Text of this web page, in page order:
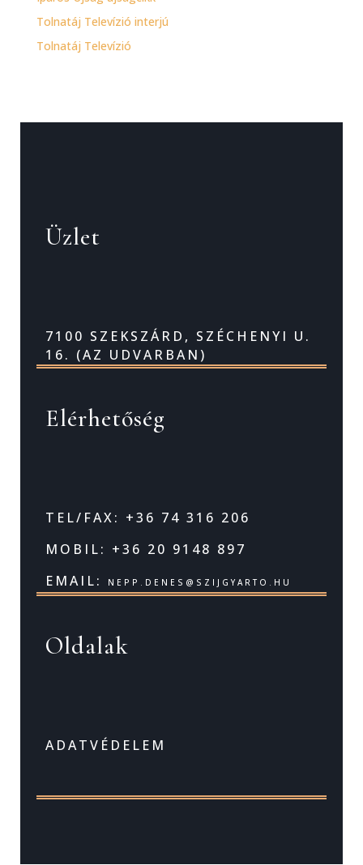
Tolnatáj Televízió interjú
Tolnatáj Televízió
Üzlet
7100 SZEKSZÁRD, SZÉCHENYI U.
16. (AZ UDVARBAN)
Elérhetőség
TEL/FAX: +36 74 316 206
MOBIL: +36 20 9148 897
EMAIL:
NEPP.DENES@SZIJGYARTO.HU
Oldalak
ADATVÉDELEM